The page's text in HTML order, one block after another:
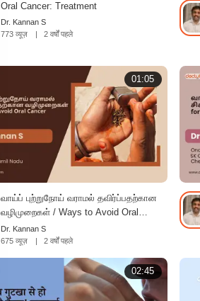
Oral Cancer: Treatment
Dr. Kannan S
773 व्यूज़
| 2 वर्षों पहले
01:05
வாய்ப் புற்றுநோய் வராமல் தவிர்ப்பதற்கான
வழிமுறைகள் / Ways to Avoid Oral
Cancer | Tamil
Dr. Kannan S
675 व्यूज़
| 2 वर्षों पहले
02:45